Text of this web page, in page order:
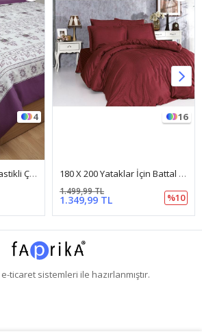
4
180 X 200 Battal Boy Lastikli Çarşaf Yeni Kanaviçe Gül Desen Nevresim Takımı Mor
16
180 X 200 Yataklar İçin Battal Boy Çizgili Pamuk Saten Nevresim Takımı Bordo
1.349,99 TL
1.499,99 TL
%10
e-ticaretsistemleri ile hazırlanmıştır.